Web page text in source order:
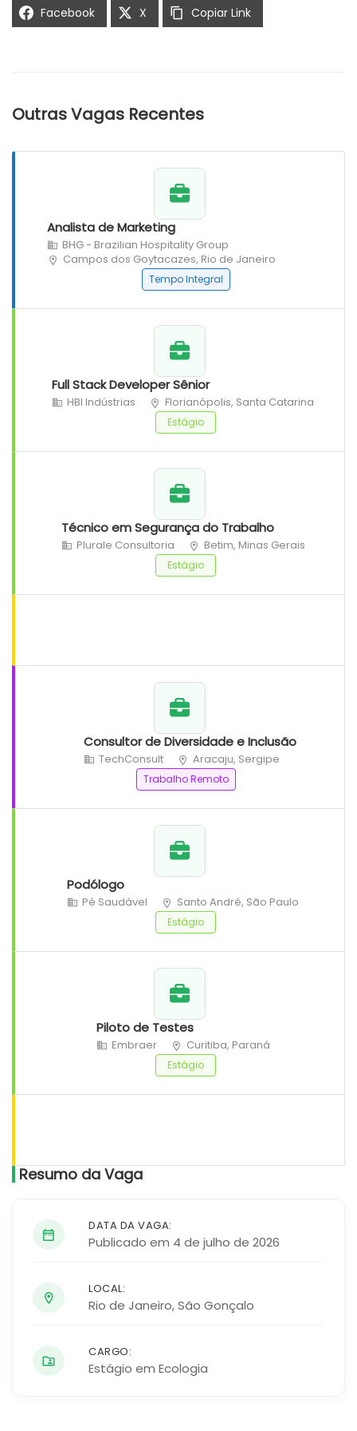
Facebook X Copiar Link
Outras Vagas Recentes
Analista de Marketing
BHG - Brazilian Hospitality Group
Campos dos Goytacazes, Rio de Janeiro
Tempo Integral
Full Stack Developer Sênior
HBI Indústrias Florianópolis, Santa Catarina
Estágio
Técnico em Segurança do Trabalho
Plurale Consultoria Betim, Minas Gerais
Estágio
Consultor de Diversidade e Inclusão
TechConsult Aracaju, Sergipe
Trabalho Remoto
Podólogo
Pé Saudável Santo André, São Paulo
Estágio
Piloto de Testes
Embraer Curitiba, Paraná
Estágio
Resumo da Vaga
DATA DA VAGA:
Publicado em 4 de julho de 2026
LOCAL:
Rio de Janeiro,São Gonçalo
CARGO:
Estágio em Ecologia